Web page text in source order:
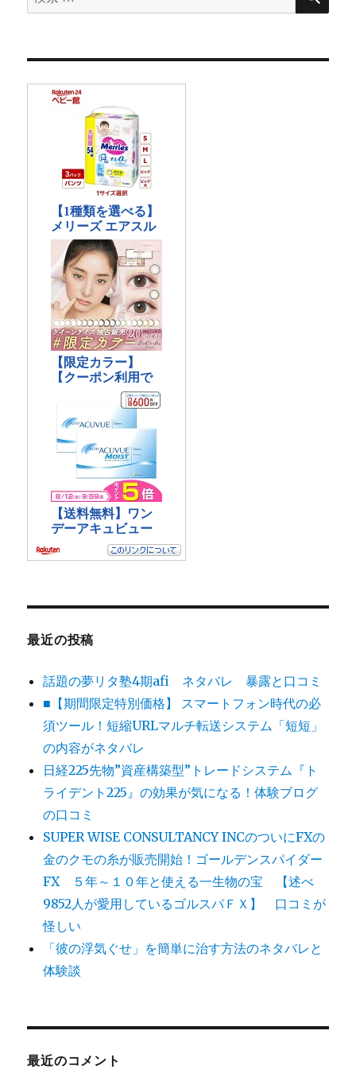
索
象:
最近の投稿
話題の夢リタ塾4期afi ネタバレ 暴露と口コミ
■【期間限定特別価格】 スマートフォン時代の必
須ツール！短縮URLマルチ転送システム「短短」
の内容がネタバレ
日経225先物”資産構築型”トレードシステム『ト
ライデント225』の効果が気になる！体験ブログ
の口コミ
SUPER WISE CONSULTANCY INCのついにFXの
金のクモの糸が販売開始！ゴールデンスパイダー
FX ５年～１０年と使える一生物の宝 【述べ
9852人が愛用しているゴルスパＦＸ】 口コミが
怪しい
「彼の浮気ぐせ」を簡単に治す方法のネタバレと
体験談
最近のコメント